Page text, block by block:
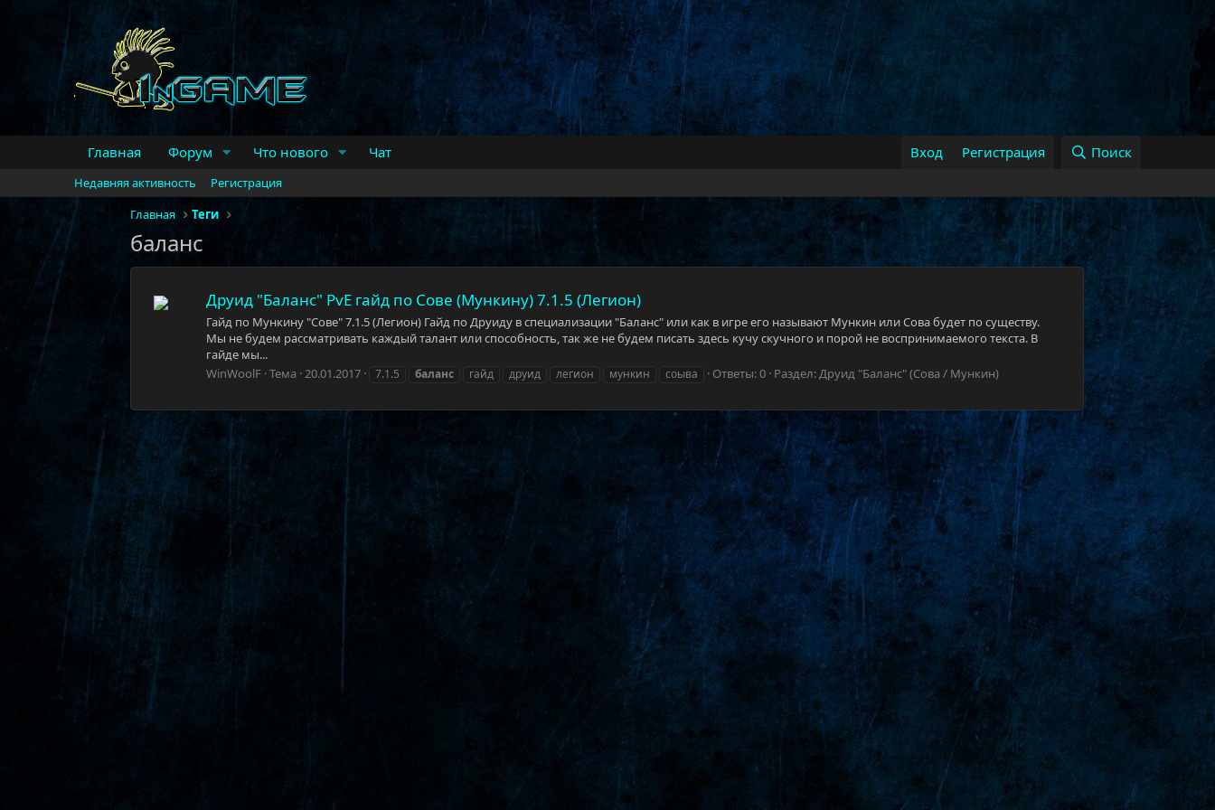
Главная Форум Что нового Чат Вход Регистрация Поиск
Недавняя активность
Регистрация
Главная
Теги
баланс
Друид "Баланс" PvE гайд по Сове (Мункину) 7.1.5 (Легион)
Гайд по Мункину "Сове" 7.1.5 (Легион) Гайд по Друиду в специализации "Баланс" или как в игре его называют Мункин или Сова будет по существу.
Мы не будем рассматривать каждый талант или способность, так же не будем писать здесь кучу скучного и порой не воспринимаемого текста. В
гайде мы...
WinWoolF Тема 20.01.2017 7.1.5 баланс гайд друид легион мункин соыва Ответы: 0 Раздел:Друид "Баланс" (Сова / Мункин)